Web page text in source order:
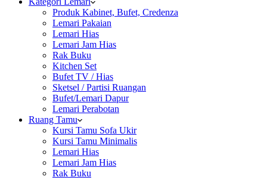
Produk Kabinet, Bufet, Credenza
Lemari Pakaian
Lemari Hias
Lemari Jam Hias
Rak Buku
Kitchen Set
Bufet TV / Hias
Sketsel / Partisi Ruangan
Bufet/Lemari Dapur
Lemari Perabotan
Ruang Tamu
Kursi Tamu Sofa Ukir
Kursi Tamu Minimalis
Lemari Hias
Lemari Jam Hias
Rak Buku